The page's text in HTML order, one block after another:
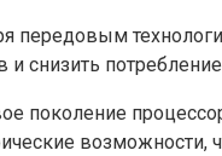
передовым
снизить
поколение